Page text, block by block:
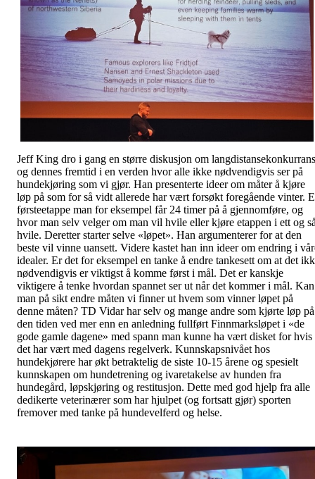
Jeff King dro i gang en større diskusjon om
og dennes fremtid i en verden hvor alle ikke nødvendigvis ser på
hundekjøring som vi gjør. Han presenterte ideer om måter å kjøre
løp på som for så vidt allerede har vært forsøkt foregående vinter.
førsteetappe man for eksempel får 24 timer på å gjennomføre, og
hvor man selv velger om man vil hvile eller kjøre etappen i ett og
hvile. Deretter starter selve «løpet». Han argumenterer for at den
beste vil vinne uansett. Videre kastet han inn ideer om endring i
idealer. Er det for eksempel en tanke å endre tankesett om at det
nødvendigvis er viktigst å komme først i mål. Det er kanskje
viktigere å tenke hvordan spannet ser ut når det kommer i mål. Kan
man på sikt endre måten vi finner ut hvem som vinner løpet på
denne måten? TD Vidar har selv og mange andre som kjørte løp på
den tiden ved mer enn en anledning fullført Finnmarksløpet i «de
gode gamle dagene» med spann man kunne ha vært disket for hvis
det har vært med dagens regelverk. Kunnskapsnivået hos
hundekjørere har økt betraktelig de siste 10-15 årene og spesielt
kunnskapen om hundetrening og ivaretakelse av hunden fra
hundegård, løpskjøring og restitusjon. Dette med god hjelp fra alle
dedikerte veterinærer som har hjulpet (og fortsatt gjør) sporten
fremover med tanke på hundevelferd og helse.